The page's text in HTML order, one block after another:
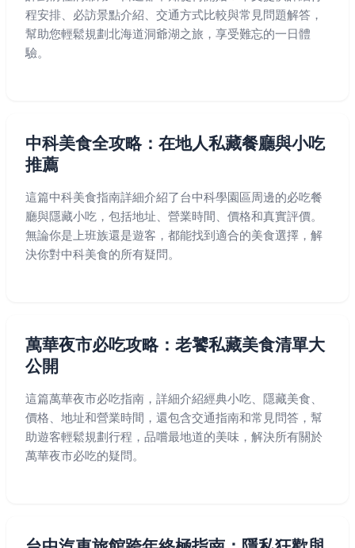
程安排、必訪景點介紹、交通方式比較與常見問題解答，
幫助您輕鬆規劃北海道洞爺湖之旅，享受難忘的一日體
驗。
中科美食全攻略：在地人私藏餐廳與小吃
推薦
這篇中科美食指南詳細介紹了台中科學園區周邊的必吃餐
廳與隱藏小吃，包括地址、營業時間、價格和真實評價。
無論你是上班族還是遊客，都能找到適合的美食選擇，解
決你對中科美食的所有疑問。
萬華夜市必吃攻略：老饕私藏美食清單大
公開
這篇萬華夜市必吃指南，詳細介紹經典小吃、隱藏美食、
價格、地址和營業時間，還包含交通指南和常見問答，幫
助遊客輕鬆規劃行程，品嚐最地道的美味，解決所有關於
萬華夜市必吃的疑問。